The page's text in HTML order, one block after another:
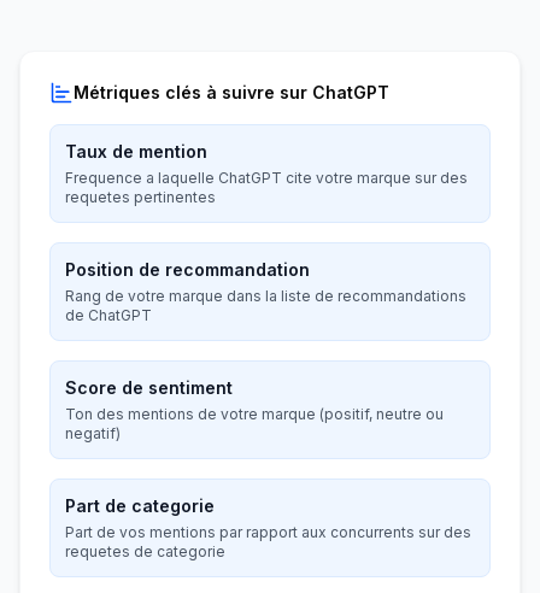
Métriques clés à suivre sur ChatGPT
Taux de mention
Frequence a laquelle ChatGPT cite votre marque sur des
requetes pertinentes
Position de recommandation
Rang de votre marque dans la liste de recommandations
de ChatGPT
Score de sentiment
Ton des mentions de votre marque (positif, neutre ou
negatif)
Part de categorie
Part de vos mentions par rapport aux concurrents sur des
requetes de categorie